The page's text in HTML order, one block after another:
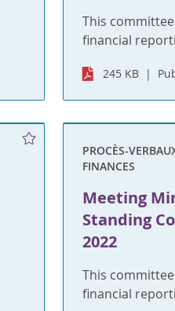
This
financial
245 KB
PROCÈS-
FINANCES
Meeting
Standing
2022
This
financial